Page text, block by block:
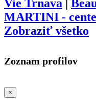
Vie Trnava
MARTINI -
Zobraziť všetko
Zoznam profilov
×